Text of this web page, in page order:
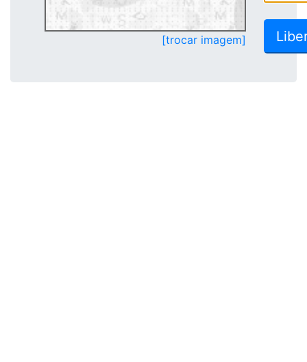
[trocar imagem]